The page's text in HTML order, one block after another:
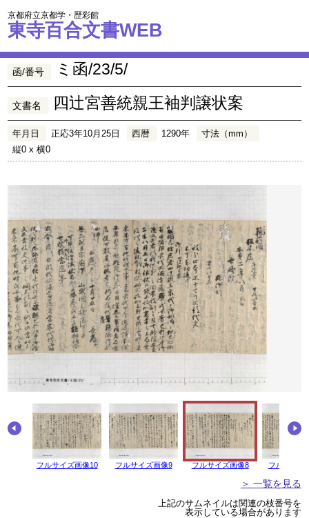
京都府立京都学・歴彩館
東寺百合文書WEB
函/番号 ミ函/23/5/
文書名 四辻宮善統親王袖判譲状案
年月日 正応3年10月25日 西暦 1290年
寸法（mm）
縦0 x 横0
フルサイズ画像10 フルサイズ画像9 フルサイズ画像8 フルサイズ
＞ 一覧を見る
上記のサムネイルは関連の枝番号を
表示している場合があります